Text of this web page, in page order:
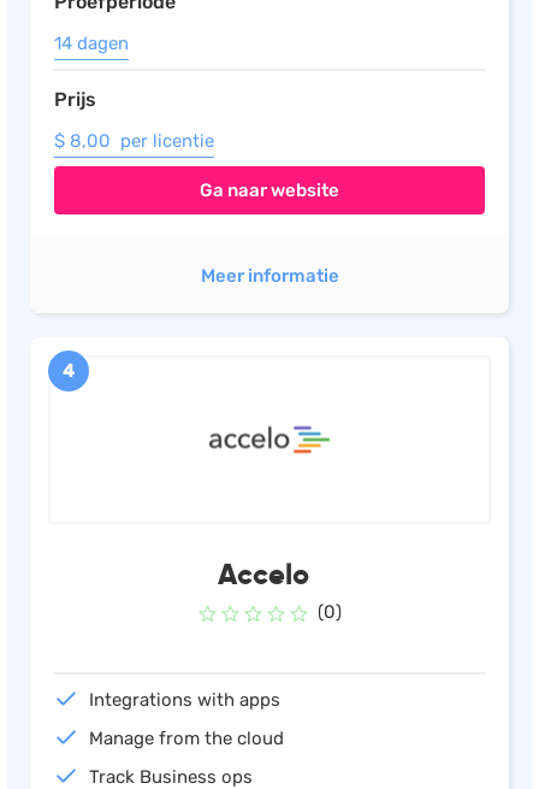
14 dagen
Prijs
$ 8,00 per licentie
Ga naar website
Meer informatie
4
Accelo
(0)
Integrations with apps
Manage from the cloud
Track Business ops